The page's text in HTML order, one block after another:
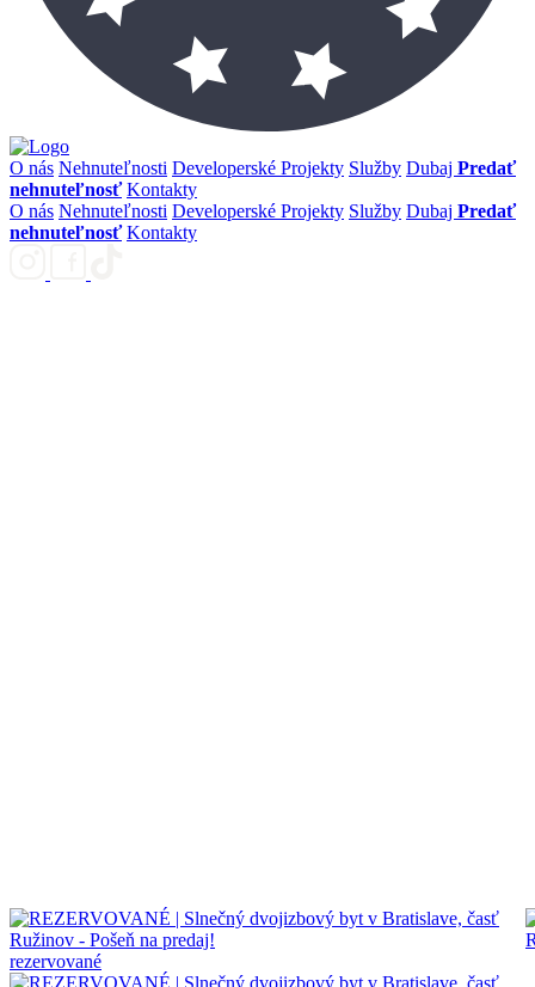
O nás Nehnuteľnosti Developerské Projekty Služby Dubaj Predať
nehnuteľnosť Kontakty
O nás Nehnuteľnosti Developerské Projekty Služby Dubaj Predať
nehnuteľnosť Kontakty
rezervované